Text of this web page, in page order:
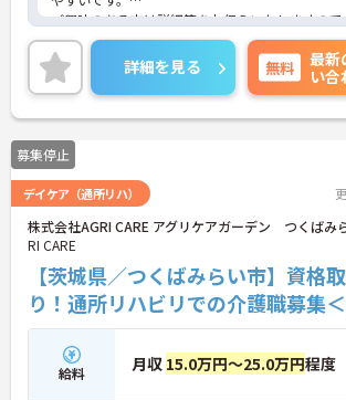
ご興味のある方は詳細等をお伝えいたしますので
お気軽にお問い合わせください。
詳細を見る 無料
最新
い合
募集停止
デイケア（通所リハ）
株式会社AGRI CARE アグリケアガーデン つくばみ
RI CARE
【茨城県／つくばみらい市】資格
り！通所リハビリでの介護職募集
給料 月収 15.0万円～25.0万円程度